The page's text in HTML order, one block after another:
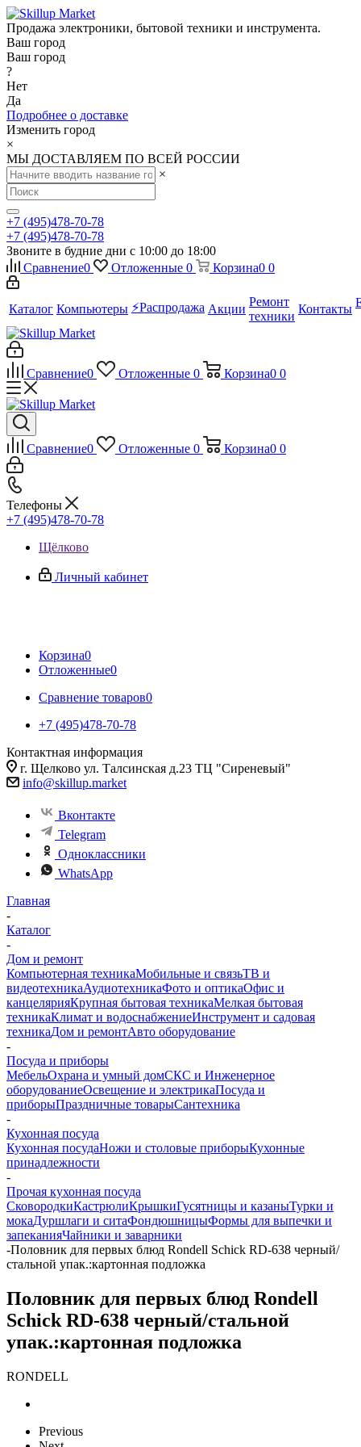
Продажа электроники, бытовой техники и инструмента.
Ваш город
Ваш город
?
Нет
Да
Подробнее о доставке
Изменить город
×
МЫ ДОСТАВЛЯЕМ ПО ВСЕЙ РОССИИ
×
+7 (495)478-70-78
+7 (495)478-70-78
Звоните в будние дни с 10:00 до 18:00
Сравнение0 Отложенные 0 Корзина0 0
Каталог Компьютеры ⚡️Распродажа Акции
Ремонт
техники
Контакты
Сравнение0 Отложенные 0 Корзина0 0
Сравнение0 Отложенные 0 Корзина0 0
Телефоны
+7 (495)478-70-78
Щёлково
Личный кабинет
Корзина0
Отложенные0
Сравнение товаров0
+7 (495)478-70-78
Контактная информация
г. Щелково ул. Талсинская д.23 ТЦ "Сиреневый"
info@skillup.market
Вконтакте
Telegram
Одноклассники
WhatsApp
Главная
-
Каталог
-
Дом и ремонт
Компьютерная техникаМобильные и связьТВ и
видеотехникаАудиотехникаФото и оптикаОфис и
канцелярияКрупная бытовая техникаМелкая бытовая
техникаКлимат и водоснабжениеИнструмент и садовая
техникаДом и ремонтАвто оборудование
-
Посуда и приборы
МебельОхрана и умный домСКС и Инженерное
оборудованиеОсвещение и электрикаПосуда и
приборыПраздничные товарыСантехника
-
Кухонная посуда
Кухонная посудаНожи и столовые приборыКухонные
принадлежности
-
Прочая кухонная посуда
СковородкиКастрюлиКрышкиГусятницы и казаныТурки и
мокаДуршлаги и ситаФондюшницыФормы для выпечки и
запеканияЧайники и заварники
-Половник для первых блюд Rondell Schick RD-638 черный/
стальной упак.:картонная подложка
Половник для первых блюд Rondell
Schick RD-638 черный/стальной
упак.:картонная подложка
RONDELL
Previous